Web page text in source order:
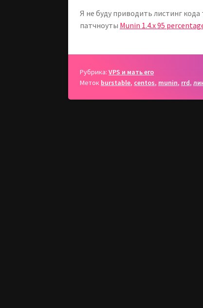
Я не буду приводить листинг
патчноуты Munin 1.4.x 95
Рубрика:VPS и мать его
Меток burstable, centos, munin, rrd,